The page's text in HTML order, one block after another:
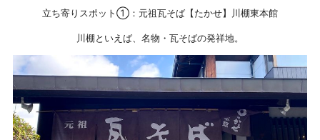
立ち寄りスポット①：元祖瓦そば【たかせ】川棚東本館
川棚といえば、名物・瓦そばの発祥地。